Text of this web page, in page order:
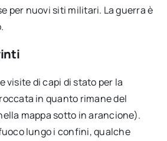
per nuovi siti militari. La guerra è
visite di capi di stato per la
in quanto rimane del
mappa sotto in arancione).
lungo i confini, qualche